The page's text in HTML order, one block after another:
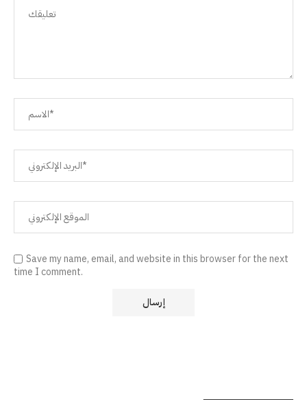
Save my name, email, and website in this browser for the next
time I comment.